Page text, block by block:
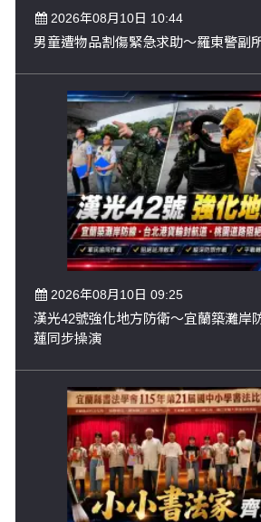
2026年08月10日 10:44
男童遭物品割傷緊急求助～羅東警副
2026年08月10日 09:25
漢光42號強化地方防衛～宜蘭築灘岸
蓮同步操演